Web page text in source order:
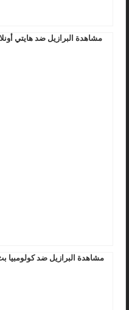
مشاهدة البرازيل ضد هايتي
مشاهدة البرازيل ضد كولومبيا